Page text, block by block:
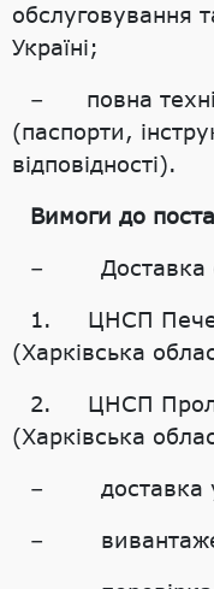
обслуговування
Україні;
– повна
(паспорти,
відповідності).
Вимоги до
– Доставка
1. ЦНСП
(Харківська
2. ЦНСП
(Харківська
– доставка у
–